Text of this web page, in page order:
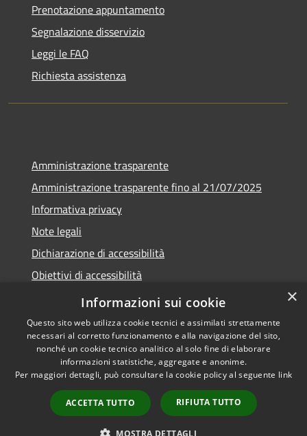
Prenotazione appuntamento
Segnalazione disservizio
Leggi le FAQ
Richiesta assistenza
Amministrazione trasparente
Amministrazione trasparente fino al 21/07/2025
Informativa privacy
Note legali
Dichiarazione di accessibilità
Obiettivi di accessibilità
Piano di miglioramento
Accessibilità
Copyright © 2026 • Comune di
Nembro • Powered by
Municipium•
Accesso
redazione
×
Informazioni sui cookie
Questo sito web utilizza cookie tecnici e assimilati strettamente
necessari al corretto funzionamento e alla navigazione del sito,
nonché un cookie tecnico analitico al solo fine di elaborare
informazioni statistiche, aggregate e anonime.
Per maggiori dettagli, può consultare la cookie policy al seguente link
ACCETTA TUTTO RIFIUTA TUTTO
MOSTRA DETTAGLI